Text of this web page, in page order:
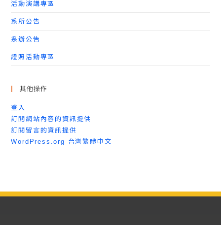
活動演講專區
系所公告
系辦公告
證照活動專區
其他操作
登入
訂閱網站內容的資訊提供
訂閱留言的資訊提供
WordPress.org 台灣繁體中文